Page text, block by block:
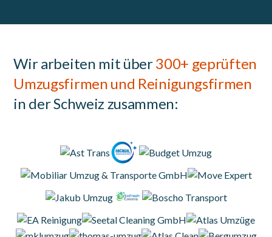
Wir arbeiten mit über300+ geprüften
Umzugsfirmen und Reinigungsfirmen
in der Schweiz zusammen: